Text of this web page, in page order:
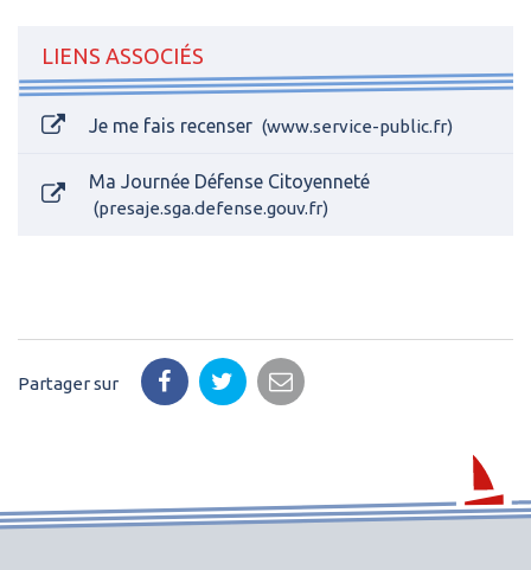
LIENS ASSOCIÉS
Je me fais recenser www.service-public.fr
Ma Journée Défense Citoyenneté
presaje.sga.defense.gouv.fr
Partager sur